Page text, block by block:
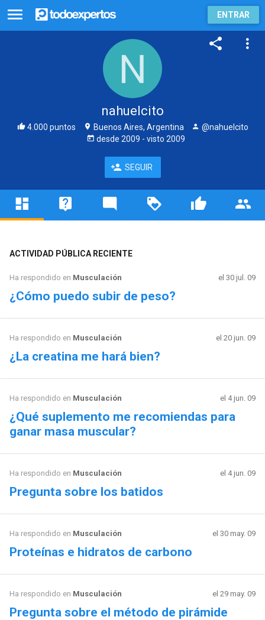
ENTRAR
nahuelcito
4.000 puntos Buenos Aires, Argentina
@nahuelcito
desde 2009 - visto 2009
SEGUIR
ACTIVIDAD PÚBLICA RECIENTE
Ha respondido en Musculación el 30 jul. 09
¿Cómo puedo subir de peso?
Ha respondido en Musculación el 20 jun. 09
¿La creatina me hará bien?
Ha respondido en Musculación el 4 jun. 09
¿Qué suplemento me recomiendas para
ganar masa muscular?
Ha respondido en Musculación el 4 jun. 09
Pregunta sobre los batidos
Ha respondido en Musculación el 30 may. 09
Proteínas e hidratos de carbono
Ha respondido en Musculación el 29 may. 09
Pregunta sobre el método de pirámide